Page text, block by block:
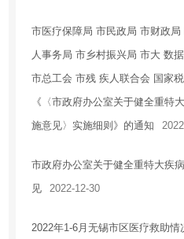
市医疗保障局 市民政局 市财政
人事务局 市乡村振兴局 市大 数
市总工会 市残 疾人联合会 国家
《〈市政府办公室关于健全重特
施意见〉实施细则》的通知
市政府办公室关于健全重特大疾
见
2022-12-30
2022年1-6月无锡市区医疗救助情